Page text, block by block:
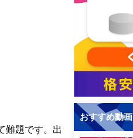
難題です。出
おすすめ動画